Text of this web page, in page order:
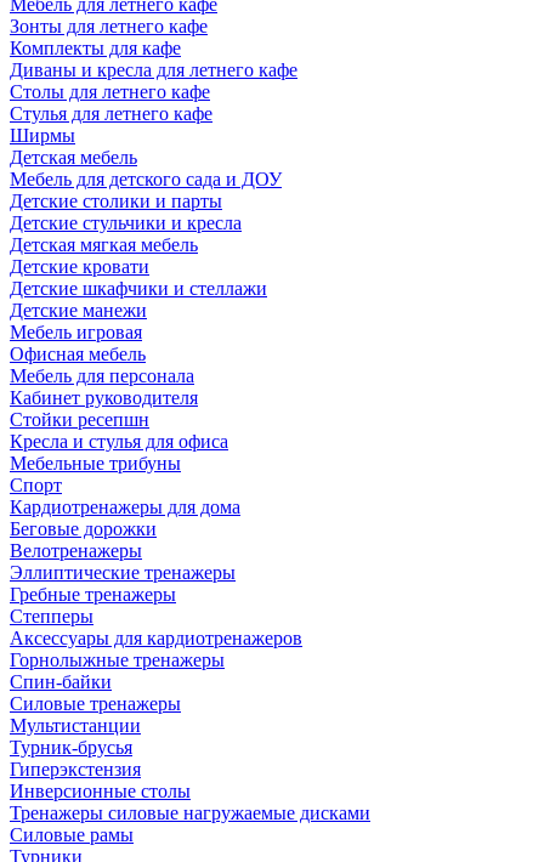
Мебель для летнего кафе
Зонты для летнего кафе
Комплекты для кафе
Диваны и кресла для летнего кафе
Столы для летнего кафе
Стулья для летнего кафе
Ширмы
Детская мебель
Мебель для детского сада и ДОУ
Детские столики и парты
Детские стульчики и кресла
Детская мягкая мебель
Детские кровати
Детские шкафчики и стеллажи
Детские манежи
Мебель игровая
Офисная мебель
Мебель для персонала
Кабинет руководителя
Стойки ресепшн
Кресла и стулья для офиса
Мебельные трибуны
Спорт
Кардиотренажеры для дома
Беговые дорожки
Велотренажеры
Эллиптические тренажеры
Гребные тренажеры
Степперы
Аксессуары для кардиотренажеров
Горнолыжные тренажеры
Спин-байки
Силовые тренажеры
Мультистанции
Турник-брусья
Гиперэкстензия
Инверсионные столы
Тренажеры силовые нагружаемые дисками
Силовые рамы
Турники